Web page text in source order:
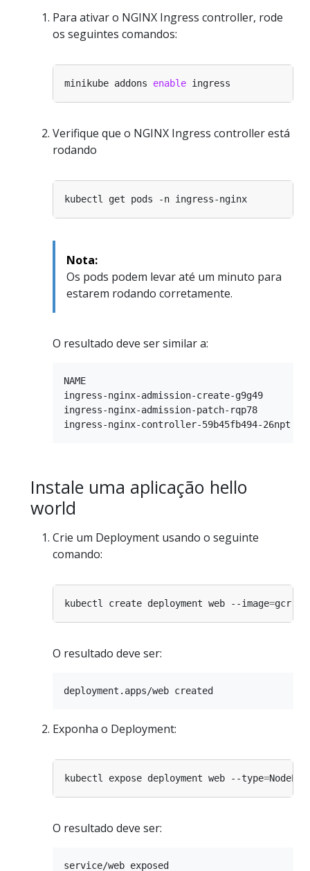
Para ativar o NGINX Ingress controller, rode
os seguintes comandos:
minikube addons enable
Verifique que o NGINX Ingress controller está
rodando
Nota:
Os pods podem levar até um minuto para
estarem rodando corretamente.
O resultado deve ser similar a:
NAME                                        READY
ingress-nginx-admission-create-g9g49
ingress-nginx-admission-patch-rqp78
Instale uma aplicação hello
world
Crie um Deployment usando o seguinte
comando:
kubectl create deployment web --image=
O resultado deve ser:
Exponha o Deployment:
kubectl expose deployment web --type=
O resultado deve ser: